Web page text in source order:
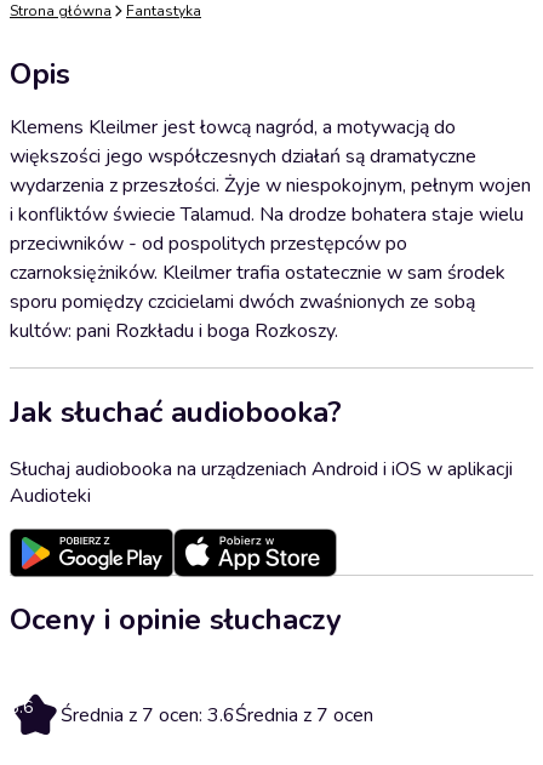
Strona główna Fantastyka
Opis
Klemens Kleilmer jest łowcą nagród, a motywacją do
większości jego współczesnych działań są dramatyczne
wydarzenia z przeszłości. Żyje w niespokojnym, pełnym wojen
i konfliktów świecie Talamud. Na drodze bohatera staje wielu
przeciwników - od pospolitych przestępców po
czarnoksiężników. Kleilmer trafia ostatecznie w sam środek
sporu pomiędzy czcicielami dwóch zwaśnionych ze sobą
kultów: pani Rozkładu i boga Rozkoszy.
Jak słuchać audiobooka?
Słuchaj audiobooka na urządzeniach Android i iOS w aplikacji
Audioteki
Oceny i opinie słuchaczy
3.6 Średnia z 7 ocen: 3.6Średnia z 7 ocen